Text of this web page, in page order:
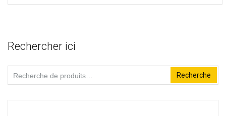
Rechercher ici
Recherche
pour :
Recherche